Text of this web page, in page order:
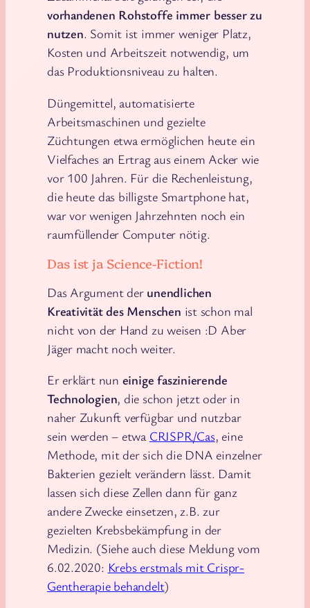
vorhandenen Rohstoffe immer besser zu
nutzen. Somit ist immer weniger Platz,
Kosten und Arbeitszeit notwendig, um
das Produktionsniveau zu halten.
Düngemittel, automatisierte
Arbeitsmaschinen und gezielte
Züchtungen etwa ermöglichen heute ein
Vielfaches an Ertrag aus einem Acker wie
vor 100 Jahren. Für die Rechenleistung,
die heute das billigste Smartphone hat,
war vor wenigen Jahrzehnten noch ein
raumfüllender Computer nötig.
Das ist ja Science-Fiction!
Das Argument der unendlichen
Kreativität des Menschen ist schon mal
nicht von der Hand zu weisen :D Aber
Jäger macht noch weiter.
Er erklärt nun einige faszinierende
Technologien, die schon jetzt oder in
naher Zukunft verfügbar und nutzbar
sein werden – etwa CRISPR/Cas, eine
Methode, mit der sich die DNA einzelner
Bakterien gezielt verändern lässt. Damit
lassen sich diese Zellen dann für ganz
andere Zwecke einsetzen, z.B. zur
gezielten Krebsbekämpfung in der
Medizin. (Siehe auch diese Meldung vom
6.02.2020: Krebs erstmals mit Crispr-
Gentherapie behandelt)